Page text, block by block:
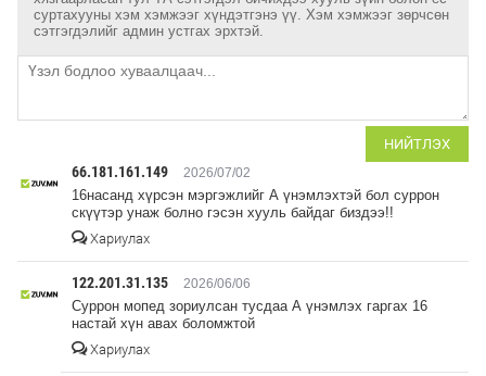
суртахууны хэм хэмжээг хүндэтгэнэ үү. Хэм хэмжээг зөрчсөн
сэтгэгдэлийг админ устгах эрхтэй.
НИЙТЛЭХ
66.181.161.149 2026/07/02
16насанд хүрсэн мэргэжлийг А үнэмлэхтэй бол суррон
скүүтэр унаж болно гэсэн хууль байдаг биздээ!!
Хариулах
122.201.31.135 2026/06/06
Суррон мопед зориулсан тусдаа А үнэмлэх гаргах 16
настай хүн авах боломжтой
Хариулах